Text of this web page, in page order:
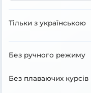
Тільки з українською
Без ручного режиму
Без плаваючих курсів